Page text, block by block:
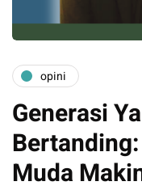
opini
Generasi
Muda